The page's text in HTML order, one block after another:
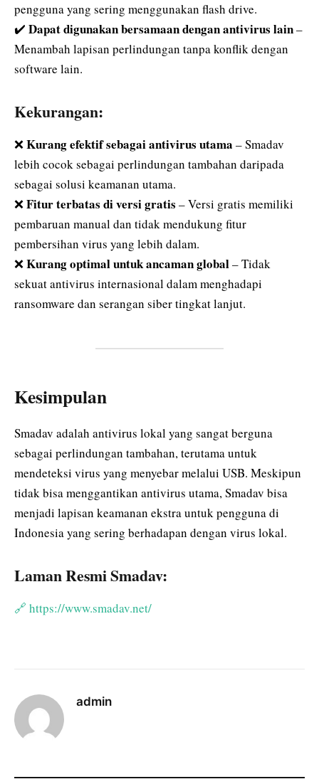
pengguna yang sering menggunakan flash drive.
✔️ Dapat digunakan bersamaan dengan antivirus lain–
Menambah lapisan perlindungan tanpa konflik dengan
software lain.
Kekurangan:
❌Kurang efektif sebagai antivirus utama – Smadav
lebih cocok sebagai perlindungan tambahan daripada
sebagai solusi keamanan utama.
❌Fitur terbatas di versi gratis – Versi gratis memiliki
pembaruan manual dan tidak mendukung fitur
pembersihan virus yang lebih dalam.
❌Kurang optimal untuk ancaman global– Tidak
sekuat antivirus internasional dalam menghadapi
ransomware dan serangan siber tingkat lanjut.
Kesimpulan
Smadav adalah antivirus lokal yang sangat berguna
sebagai perlindungan tambahan, terutama untuk
mendeteksi virus yang menyebar melalui USB. Meskipun
tidak bisa menggantikan antivirus utama, Smadav bisa
menjadi lapisan keamanan ekstra untuk pengguna di
Indonesia yang sering berhadapan dengan virus lokal.
Laman Resmi Smadav:
🔗 https://www.smadav.net/
admin